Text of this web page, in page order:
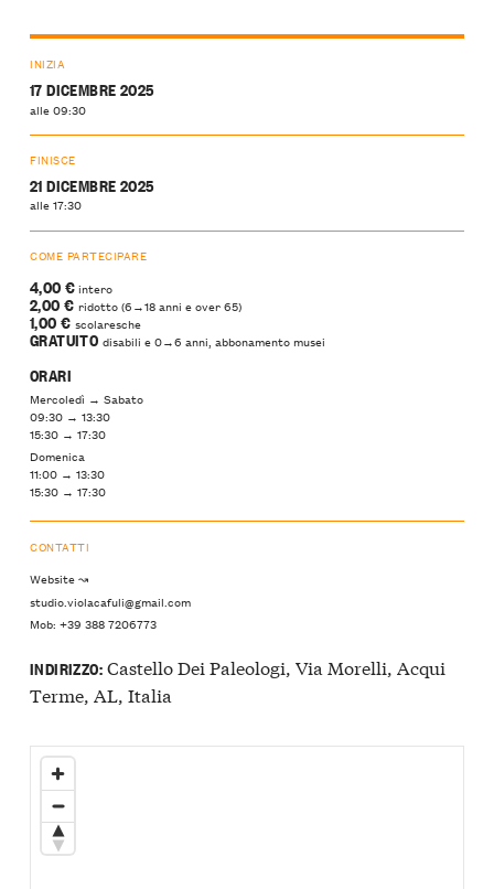
INIZIA
17 DICEMBRE 2025
alle 09:30
FINISCE
21 DICEMBRE 2025
alle 17:30
COME PARTECIPARE
4,00 €intero
2,00 € ridotto (6→18 anni e over 65)
1,00 € scolaresche
GRATUITO disabili e 0→6 anni, abbonamento musei
ORARI
Mercoledì → Sabato
09:30 → 13:30
15:30 → 17:30
Domenica
11:00 → 13:30
15:30 → 17:30
CONTATTI
Website ↝
studio.violacafuli@gmail.com
Mob: +39 388 7206773
INDIRIZZO:Castello Dei Paleologi, Via Morelli, Acqui
Terme, AL, Italia